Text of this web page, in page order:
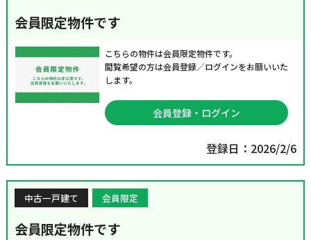
会員限定物件です
こちらの物件は会員限定物件です。
閲覧希望の方は会員登録／ログインをお願いいた
します。
会員登録・ログイン
登録日：2026/2/6
中古一戸建て 会員限定
会員限定物件です